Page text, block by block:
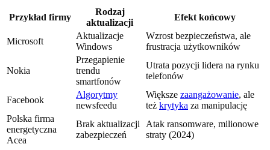
Przykład firmy
Rodzaj
aktualizacji
Efekt końcowy
Microsoft
Aktualizacje
Windows
Wzrost bezpieczeństwa, ale
frustracja użytkowników
Nokia
Przegapienie
trendu
smartfonów
Utrata pozycji lidera na rynku
telefonów
Facebook
Algorytmy
newsfeedu
Większe zaangażowanie, ale
też krytyka za manipulację
Polska firma
energetyczna
Acea
Brak aktualizacji
zabezpieczeń
Atak ransomware, milionowe
straty (2024)